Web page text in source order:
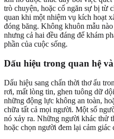
trò chuyện, hoặc cố ngăn sự bị từ
quan khi một nhiệm vụ kích hoạt
đóng băng. Không khuôn mẫu
nhưng cả hai đều đáng để khám
phần của cuộc sống.
Dấu hiệu trong quan hệ
Dấu hiệu sang chấn thời thơ ấu
rơi, mất lòng tin, ghen tuông dữ
những động lực không an toàn,
chữa tất cả mọi người. Một số
nó xảy ra. Những người khác thử
hoặc chọn người đem lại cảm giác